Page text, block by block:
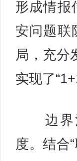
形成情报
安问题联
局，充分
实现了
边界治
度。结合